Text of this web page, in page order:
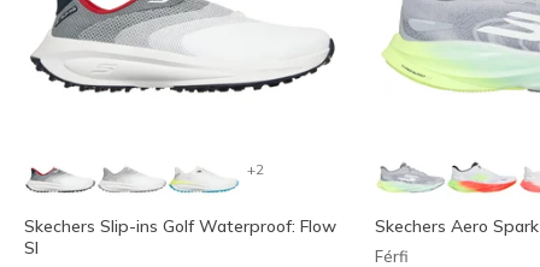
+2
Skechers Slip-ins Golf Waterproof: Flow
SI
Skechers Aero Spark
Férfi